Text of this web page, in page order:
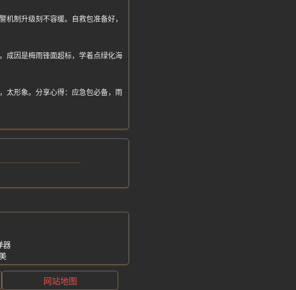
制升级刻不容缓。自救包准备好，
成因是梅雨锋面超标，学着点绿化海
太形象。分享心得：应急包必备，雨
器
网站地图